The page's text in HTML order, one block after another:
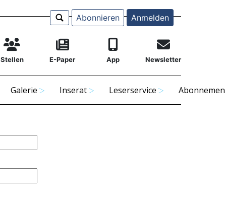
Abonnieren Anmelden
Stellen E-Paper App Newsletter
Galerie Inserat Leserservice